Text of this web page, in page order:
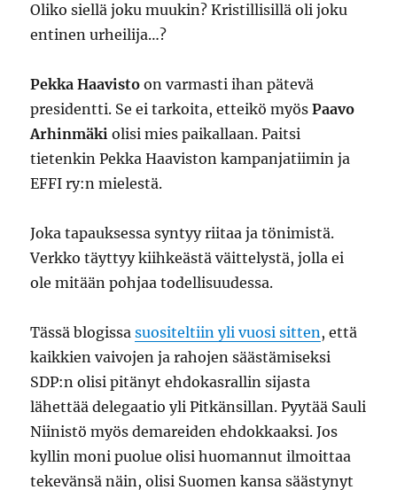
Oliko siellä joku muukin? Kristillisillä oli joku
entinen urheilija…?
Pekka Haavisto on varmasti ihan pätevä
presidentti. Se ei tarkoita, etteikö myösPaavo
Arhinmäki olisi mies paikallaan. Paitsi
tietenkin Pekka Haaviston kampanjatiimin ja
EFFI ry:n mielestä.
Joka tapauksessa syntyy riitaa ja tönimistä.
Verkko täyttyy kiihkeästä väittelystä, jolla ei
ole mitään pohjaa todellisuudessa.
Tässä blogissasuositeltiin yli vuosi sitten, että
kaikkien vaivojen ja rahojen säästämiseksi
SDP:n olisi pitänyt ehdokasrallin sijasta
lähettää delegaatio yli Pitkänsillan. Pyytää Sauli
Niinistö myös demareiden ehdokkaaksi. Jos
kyllin moni puolue olisi huomannut ilmoittaa
tekevänsä näin, olisi Suomen kansa säästynyt